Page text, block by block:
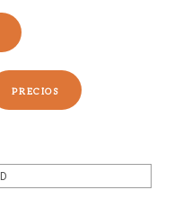
PRECIOS